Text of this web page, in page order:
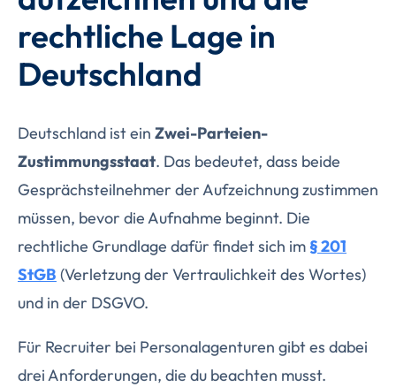
rechtliche Lage in
Deutschland
Deutschland ist ein Zwei-Parteien-
Zustimmungsstaat. Das bedeutet, dass beide
Gesprächsteilnehmer der Aufzeichnung zustimmen
müssen, bevor die Aufnahme beginnt. Die
rechtliche Grundlage dafür findet sich im § 201
StGB (Verletzung der Vertraulichkeit des Wortes)
und in der DSGVO.
Für Recruiter bei Personalagenturen gibt es dabei
drei Anforderungen, die du beachten musst.